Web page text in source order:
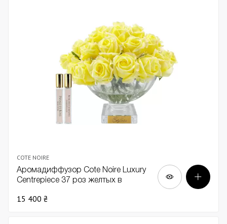
COTE NOIRE
Аромадиффузор Cote Noire Luxury
Centrepiece 37 роз желтых в
15 400 ₴